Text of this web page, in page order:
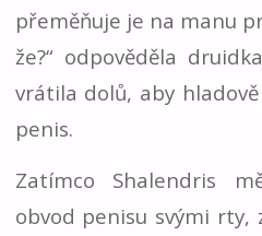
přeměňuje je na manu
že?“ odpověděla
vrátila dolů, aby
penis.
Zatímco Shalendris
obvod penisu svými rty,